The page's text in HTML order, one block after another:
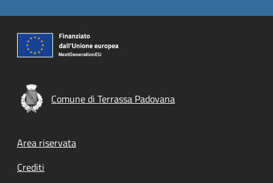
Comune di Terrassa Padovana
Footer menu
Area riservata
Crediti